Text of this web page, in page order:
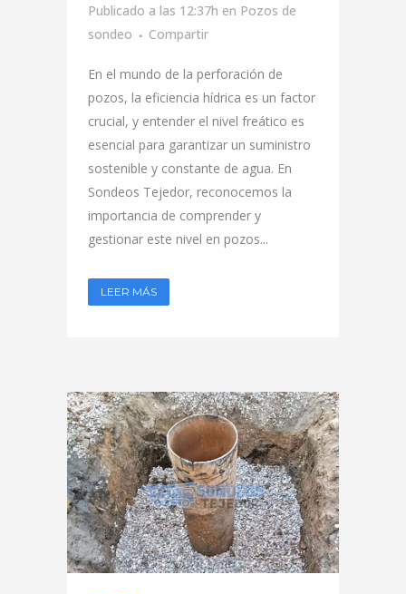
Publicado a las 12:37h en Pozos de
sondeo
Compartir
En el mundo de la perforación de
pozos, la eficiencia hídrica es un factor
crucial, y entender el nivel freático es
esencial para garantizar un suministro
sostenible y constante de agua. En
Sondeos Tejedor, reconocemos la
importancia de comprender y
gestionar este nivel en pozos...
LEER MÁS